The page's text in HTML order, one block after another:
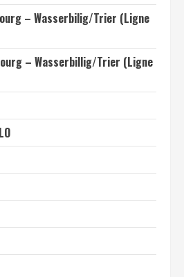
– Wasserbilig/Trier (Ligne
– Wasserbillig/Trier (Ligne